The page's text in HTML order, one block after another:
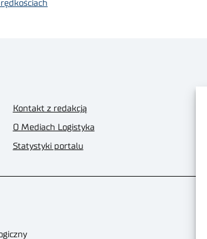
Kontakt z redakcją
O Mediach Logistyka
Statystyki portalu